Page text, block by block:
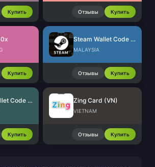
Купить Отзывы Купить
Купить
Steam Wallet Code (MYR)
MALAYSIA
Отзывы Купить
Steam Wallet Code (IDR)
Купить
Zing Card (VN)
VIETNAM
Отзывы Купить